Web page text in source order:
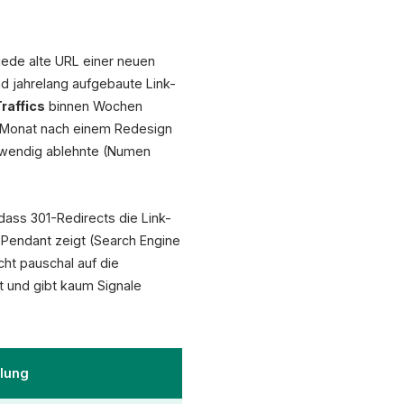
alte URL einer neuen
jahrelang aufgebaute Link-
binnen Wochen
nach einem Redesign
ablehnte (Numen
301-Redirects die Link-
zeigt (Search Engine
pauschal auf die
gibt kaum Signale
XICTRON